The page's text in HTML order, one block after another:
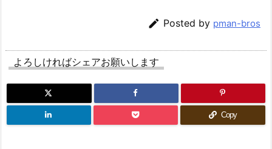
 Posted by pman-bros
よろしければシェアお願いします
Copy